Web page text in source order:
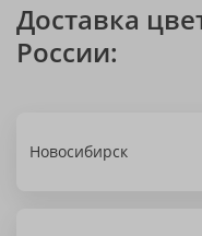
Доставка
России:
Новосибирск